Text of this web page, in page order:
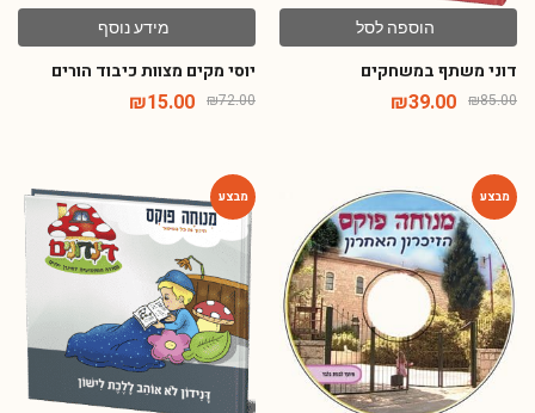
הוספה לסל
דוני משתף במשחקים
₪85.00
₪39.00
מידע נוסף
יוסי מקים מצוות כיבוד הורים
₪72.00
₪15.00
-54%